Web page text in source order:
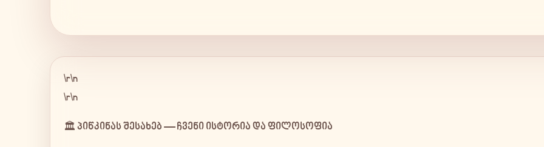
\r\n
\r\n
🏛️ პიწკინას შესახებ — ჩვენი ისტორია და ფილოსოფია